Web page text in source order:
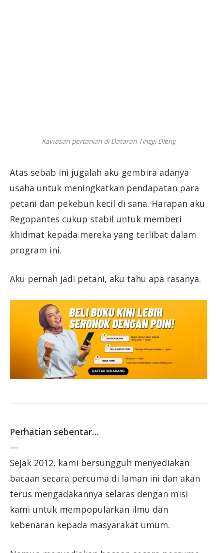
Kawasan pertanian di Dataran Tinggi Dieng
Atas sebab ini jugalah aku gembira adanya
usaha untuk meningkatkan pendapatan para
petani dan pekebun kecil di sana. Harapan aku
Regopantes cukup stabil untuk memberi
khidmat kepada mereka yang terlibat dalam
program ini.
Aku pernah jadi petani, aku tahu apa rasanya.
Perhatian sebentar…
—
Sejak 2012, kami bersungguh menyediakan
bacaan secara percuma di laman ini dan akan
terus mengadakannya selaras dengan misi
kami untuk mempopularkan ilmu dan
kebenaran kepada masyarakat umum.